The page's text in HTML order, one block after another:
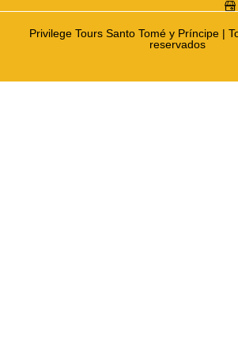
Privilege Tours Santo Tomé y Príncipe |
reservados